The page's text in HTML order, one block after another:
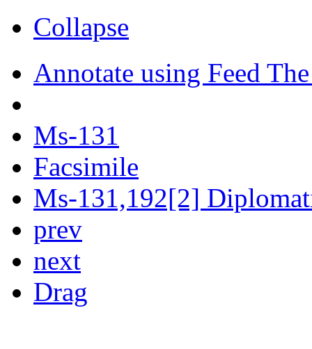
Collapse
Annotate using Feed
Ms-131
Facsimile
Ms-131,192[2]
prev
next
Drag